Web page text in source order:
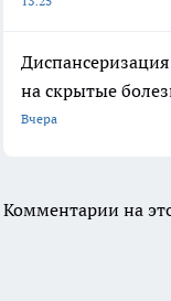
на скрытые
Вчера
Комментарии на